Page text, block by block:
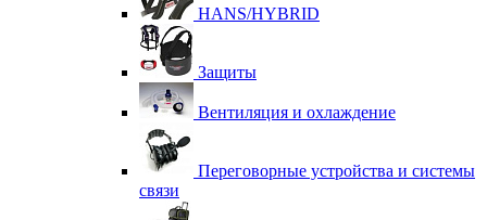
HANS/HYBRID
Защиты
Вентиляция и охлаждение
Переговорные устройства и системы
связи